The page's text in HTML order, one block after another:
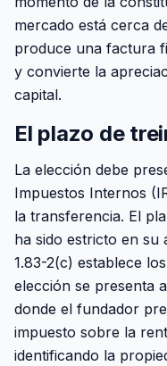
mercado está cerca
produce una factura
y convierte la
capital.
El plazo de
La elección debe
Impuestos Internos
la transferencia. El
ha sido estricto en su
1.83-2(c) establece
elección se presenta
donde el fundador
impuesto sobre la
identificando la